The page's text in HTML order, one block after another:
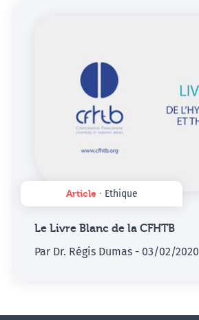
Article ∙ Ethique
Le Livre Blanc de la CFHTB
Par Dr. Régis Dumas - 03/02/2020